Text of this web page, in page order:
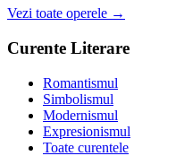
Vezi toate operele →
Curente Literare
Romantismul
Simbolismul
Modernismul
Expresionismul
Toate curentele